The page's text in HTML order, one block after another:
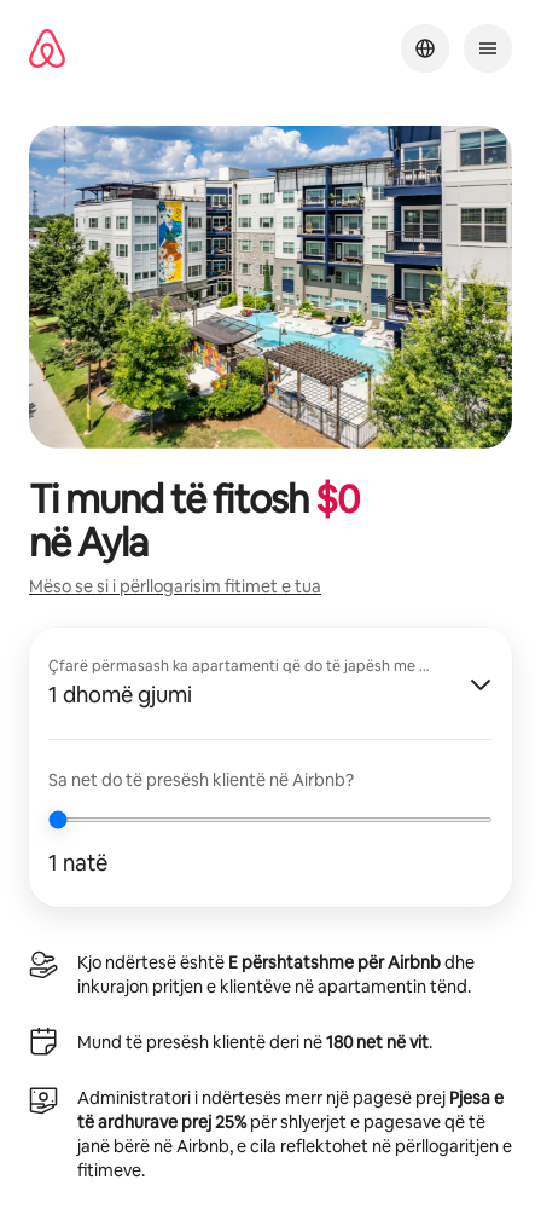
përmbajtja
Ti mund të fitosh$0
nëAyla
Mëso se si i përllogarisim fitimet e tua
Çfarë përmasash ka apartamenti që do të japësh me qira?
1 dhomë gjumi
Sa net do të presësh klientë në Airbnb?
1 natë
Kjo ndërtesë është E përshtatshme për Airbnbdhe
inkurajon pritjen e klientëve në apartamentin tënd.
Mund të presësh klientë deri në180 net në vit.
Administratori i ndërtesës merr një pagesë prej Pjesa e
të ardhurave prej 25%për shlyerjet e pagesave që të
janë bërë në Airbnb, e cila reflektohet në përllogaritjen e
fitimeve.